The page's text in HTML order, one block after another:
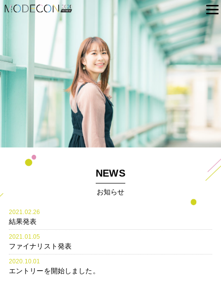
NEWS
お知らせ
2021.02.26
結果発表
2021.01.05
ファイナリスト発表
2020.10.01
エントリーを開始しました。